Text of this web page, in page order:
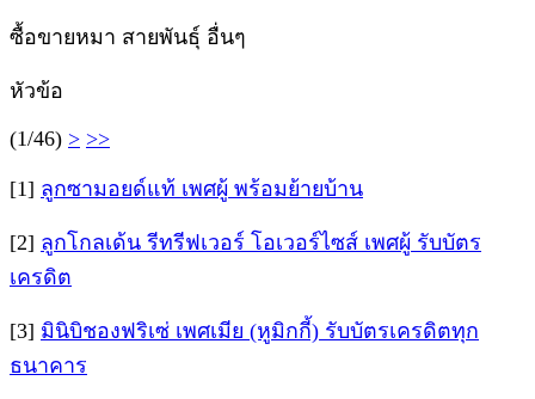
ซื้อขายหมา สายพันธุ์ อื่นๆ
หัวข้อ
(1/46) > >>
[1] ลูกซามอยด์แท้ เพศผู้ พร้อมย้ายบ้าน
[2] ลูกโกลเด้น รีทรีฟเวอร์ โอเวอร์ไซส์ เพศผู้ รับบัตร
เครดิต
[3] มินิบิชองฟริเซ่ เพศเมีย (หูมิกกี้) รับบัตรเครดิตทุก
ธนาคาร